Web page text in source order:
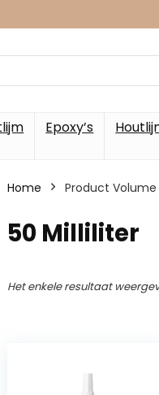
Epoxy’s
Home Product Volume
‎50 Milliliter
Het enkele resultaat